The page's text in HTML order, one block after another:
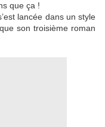
que ça !
lancée dans un style
son troisième roman